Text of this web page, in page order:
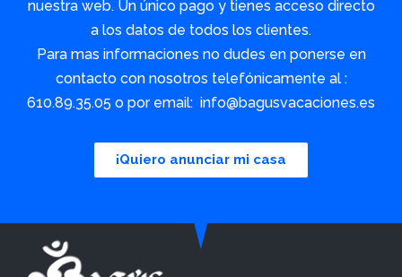
nuestra web. Un único pago y tienes acceso directo
a los datos de todos los clientes.
Para mas informaciones no dudes en ponerse en
contacto con nosotros telefónicamente al :
610.89.35.05 o por email: info@bagusvacaciones.es
¡Quiero anunciar mi casa